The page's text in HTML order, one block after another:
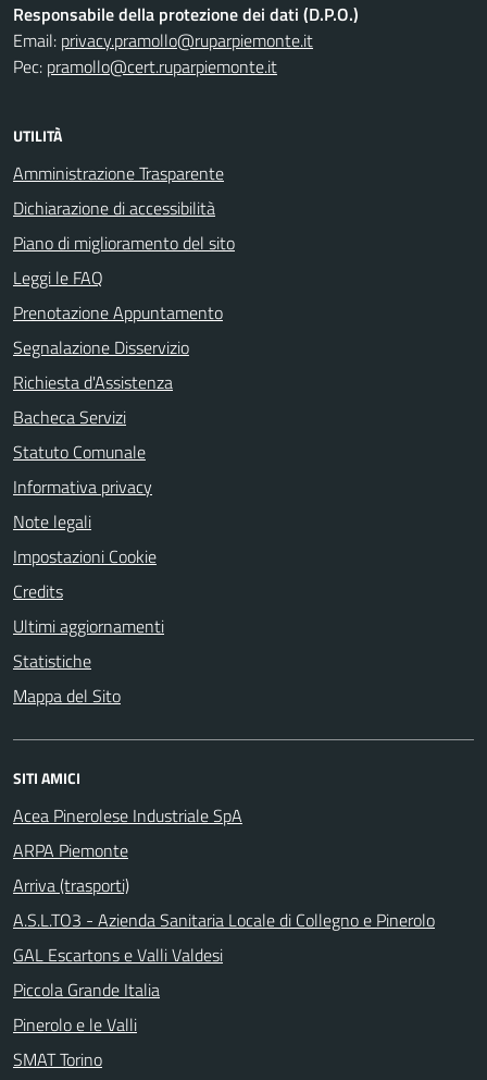
Responsabile della protezione dei dati (D.P.O.)
Email: privacy.pramollo@ruparpiemonte.it
Pec: pramollo@cert.ruparpiemonte.it
UTILITÀ
Amministrazione Trasparente
Dichiarazione di accessibilità
Piano di miglioramento del sito
Leggi le FAQ
Prenotazione Appuntamento
Segnalazione Disservizio
Richiesta d'Assistenza
Bacheca Servizi
Statuto Comunale
Informativa privacy
Note legali
Impostazioni Cookie
Credits
Ultimi aggiornamenti
Statistiche
Mappa del Sito
SITI AMICI
Acea Pinerolese Industriale SpA
ARPA Piemonte
Arriva (trasporti)
A.S.L.TO3 - Azienda Sanitaria Locale di Collegno e Pinerolo
GAL Escartons e Valli Valdesi
Piccola Grande Italia
Pinerolo e le Valli
SMAT Torino